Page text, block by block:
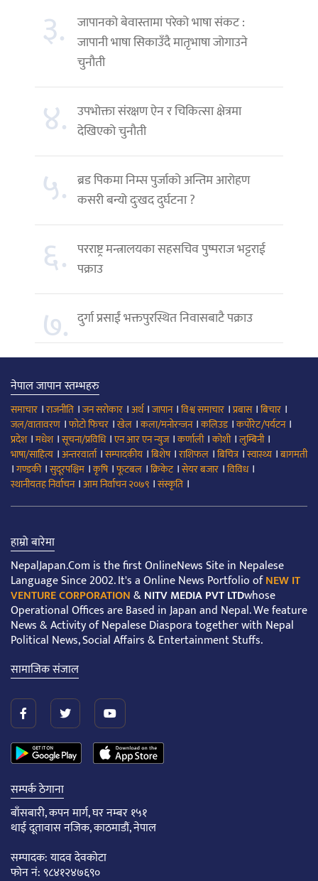
३.
जापानको बेवास्तामा परेको भाषा संकट :
जापानी भाषा सिकाउँदै मातृभाषा जोगाउने
चुनौती
४. उपभोक्ता संरक्षण ऐन र चिकित्सा क्षेत्रमा
देखिएको चुनौती
५. ब्रड पिकमा निम्स पुर्जाको अन्तिम आरोहण
कसरी बन्यो दुःखद दुर्घटना ?
६. परराष्ट्र मन्त्रालयका सहसचिव पुष्पराज भट्टराई
पक्राउ
७. दुर्गा प्रसाईं भक्तपुरस्थित निवासबाटै पक्राउ
नेपाल जापान स्तम्भहरु
समाचार ।राजनीति ।जन सरोकार ।अर्थ।जापान।विश्व समाचार ।प्रबास।बिचार ।
जल/वातावरण ।फोटो फिचर ।खेल ।कला/मनोरन्जन।कलिउड।कर्पोरेट/पर्यटन।
प्रदेश।मधेश।सूचना/प्रविधि।एन आर एन न्युज।कर्णाली।कोशी।लुम्बिनी।
भाषा/साहित्य ।अन्तरवार्ता।सम्पादकीय ।बिशेष।राशिफल ।बिचित्र।स्वास्थ्य ।बागमती
।गण्डकी।सुदूरपश्चिम ।कृषि।फूटबल ।क्रिकेट।सेयर बजार ।विविध।
स्थानीयतह निर्वाचन।आम निर्वाचन २०७९ ।संस्कृति ।
हाम्रो बारेमा
NepalJapan.Com is the first OnlineNews Site in Nepalese
Language Since 2002. It's a Online News Portfolio ofNEW IT
VENTURE CORPORATION&NITV MEDIA PVT LTDwhose
Operational Offices are Based in Japan and Nepal. We feature
News & Activity of Nepalese Diaspora together with Nepal
Political News, Social Affairs & Entertainment Stuffs.
सामाजिक संजाल
सम्पर्क ठेगाना
बाँसबारी, कपन मार्ग, घर नम्बर १५१
थाई दूतावास नजिक, काठमाडौं, नेपाल
सम्पादक: यादव देवकोटा
फोन नं: ९८४१२४७६९०